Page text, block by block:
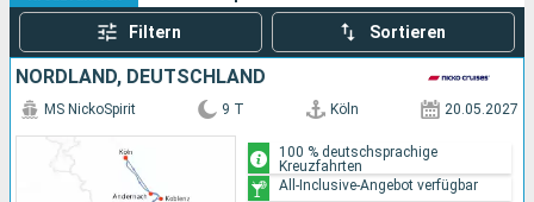
Filtern Sortieren
NORDLAND, DEUTSCHLAND
MS NickoSpirit 9 T Köln 20.05.2027
100 % deutschsprachige
Kreuzfahrten
All-Inclusive-Angebot verfügbar